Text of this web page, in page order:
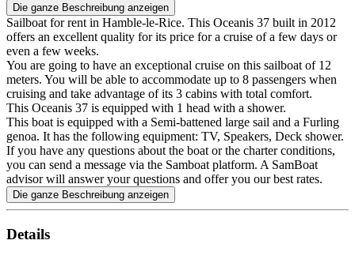
Die ganze Beschreibung anzeigen
Sailboat for rent in Hamble-le-Rice. This Oceanis 37 built in 2012
offers an excellent quality for its price for a cruise of a few days or
even a few weeks.
You are going to have an exceptional cruise on this sailboat of 12
meters. You will be able to accommodate up to 8 passengers when
cruising and take advantage of its 3 cabins with total comfort.
This Oceanis 37 is equipped with 1 head with a shower.
This boat is equipped with a Semi-battened large sail and a Furling
genoa. It has the following equipment: TV, Speakers, Deck shower.
If you have any questions about the boat or the charter conditions,
you can send a message via the Samboat platform. A SamBoat
advisor will answer your questions and offer you our best rates.
Die ganze Beschreibung anzeigen
Details